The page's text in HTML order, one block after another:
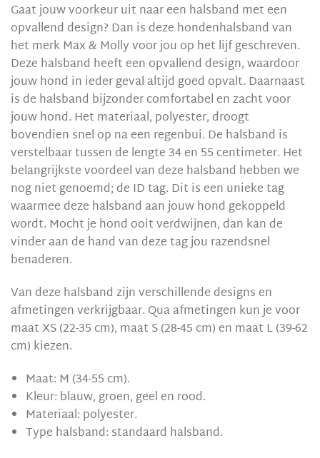
Gaat jouw voorkeur uit naar een halsband met een
opvallend design? Dan is deze hondenhalsband van
het merk Max & Molly voor jou op het lijf geschreven.
Deze halsband heeft een opvallend design, waardoor
jouw hond in ieder geval altijd goed opvalt. Daarnaast
is de halsband bijzonder comfortabel en zacht voor
jouw hond. Het materiaal, polyester, droogt
bovendien snel op na een regenbui. De halsband is
verstelbaar tussen de lengte 34 en 55 centimeter. Het
belangrijkste voordeel van deze halsband hebben we
nog niet genoemd; de ID tag. Dit is een unieke tag
waarmee deze halsband aan jouw hond gekoppeld
wordt. Mocht je hond ooit verdwijnen, dan kan de
vinder aan de hand van deze tag jou razendsnel
benaderen.
Van deze halsband zijn verschillende designs en
afmetingen verkrijgbaar. Qua afmetingen kun je voor
maat XS (22-35 cm), maat S (28-45 cm) en maat L (39-62
cm) kiezen.
Maat: M (34-55 cm).
Kleur: blauw, groen, geel en rood.
Materiaal: polyester.
Type halsband: standaard halsband.